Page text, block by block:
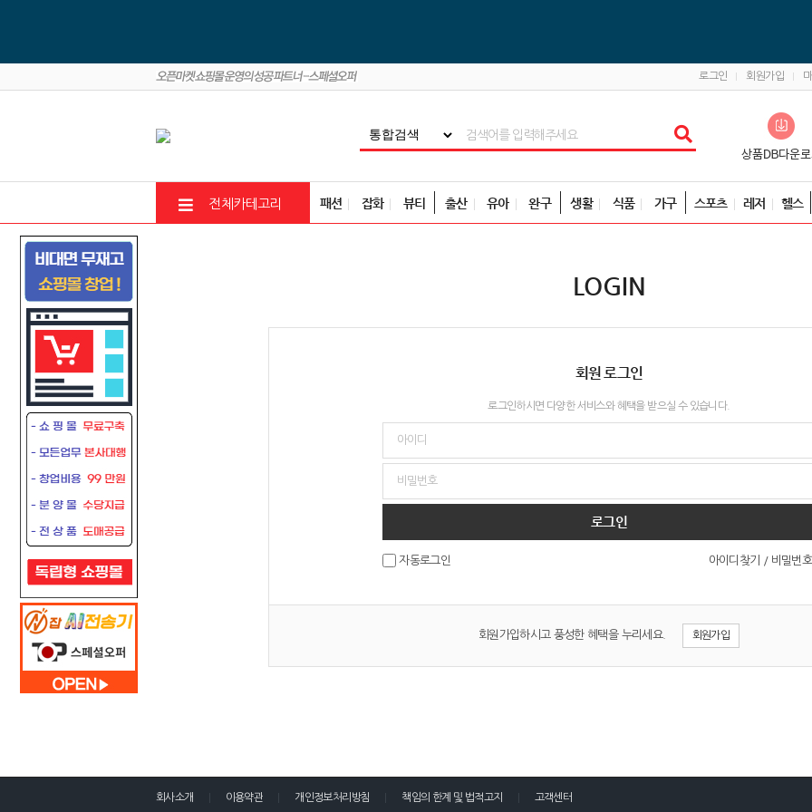
로그인 회원가입
전체카테고리 패션 잡화 뷰티 출산 유아 완구 생활 식품 가구 스포츠 레저 헬스
LOGIN
회원 로그인
로그인하시면 다양한 서비스와 혜택을 받으실 수 있습니다.
로그인
자동로그인 아이디찾기 / 비밀번
회원가입하시고 풍성한 혜택을 누리세요. 회원가입
회사소개 이용약관 개인정보처리방침 책임의 한계 및 법적고지 고객센터